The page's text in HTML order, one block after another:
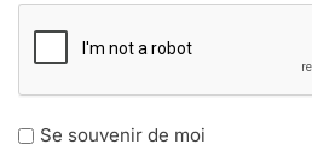
Se souvenir de moi